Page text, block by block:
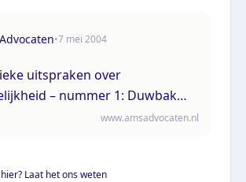
•7 mei 2004
uitspraken over
– nummer 1: Duwbak
www.amsadvocaten.nl
Laat het ons weten